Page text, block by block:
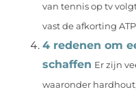
van tennis op tv
vast de afkorting
4 redenen om
schaffen Er zijn
waaronder